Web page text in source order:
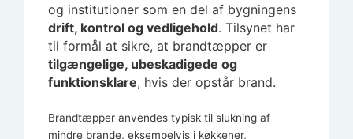
og institutioner som en del af bygningens
drift, kontrol og vedligehold. Tilsynet har
til formål at sikre, at brandtæpper er
tilgængelige, ubeskadigede og
funktionsklare, hvis der opstår brand.
Brandtæpper anvendes typisk til slukning af
mindre brande, eksempelvis i køkkener,